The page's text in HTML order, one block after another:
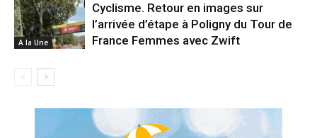
A la Une
Cyclisme. Retour en images sur
l’arrivée d’étape à Poligny du Tour de
France Femmes avec Zwift